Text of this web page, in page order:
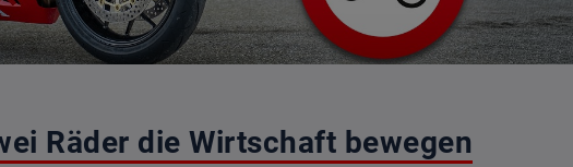
Räder die Wirtschaft bewegen